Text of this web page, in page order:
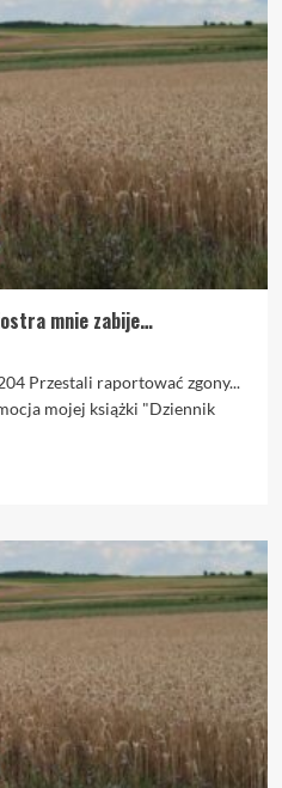
mnie zabije…
Przestali raportować zgony...
mojej książki "Dziennik